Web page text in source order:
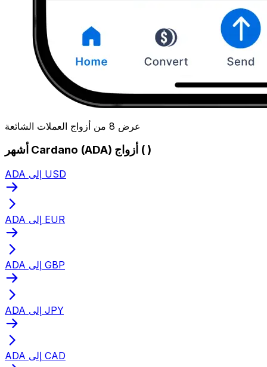
عرض 8 من أزواج العملات الشائعة
أشهر Cardano (ADA) أزواج ( )
ADA إلى USD
ADA إلى EUR
ADA إلى GBP
ADA إلى JPY
ADA إلى CAD